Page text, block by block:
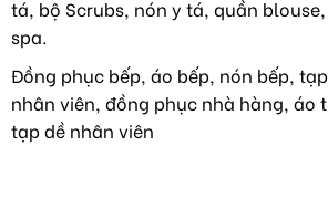
hoa
TỤC
TẠI
MỸ
tá, bộ Scrubs, nón y tá, quần
spa.
Đồng phục bếp, áo bếp, nón bếp,
nhân viên, đồng phục nhà hàng, áo
tạp dề nhân viên